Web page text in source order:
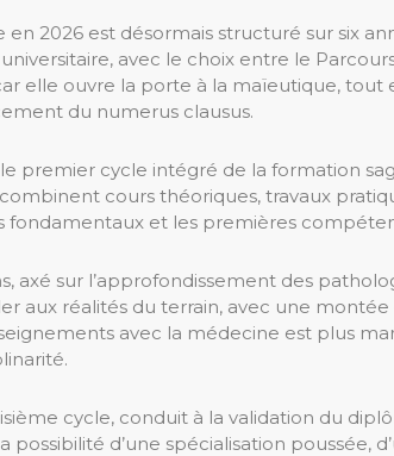
2026 est désormais structuré sur six
avec le choix entre le
elle ouvre la porte à la maïeutique, tout
du numerus clausus.
premier cycle intégré de la formation
cours théoriques, travaux
fondamentaux et les premières
axé sur l’approfondissement des
aux réalités du terrain, avec une
avec la médecine est plus
cycle, conduit à la validation du
possibilité d’une spécialisation